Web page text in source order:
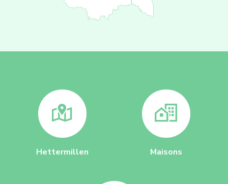
Hettermillen Maisons